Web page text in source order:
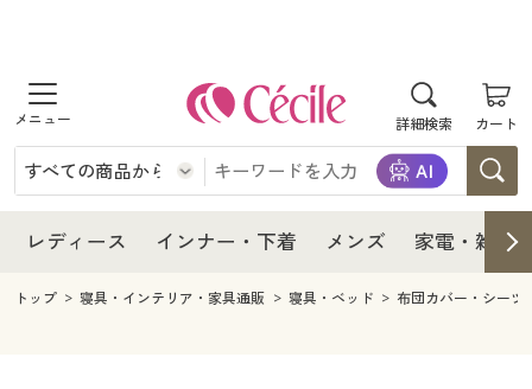
詳細検索 カート
商品を探す
レディース
レディースファッション
インナー・下着
インナー・下着通販すべて
メンズ
レディース インナー・下着 メンズ 家電・雑貨
レディース
レディース通販すべて
レディースファッション
インナー・下着
インナー・下着通販すべて
メンズ
トップ 寝具・インテリア・家具通販 寝具・ベッド 布団カバー・シーツ